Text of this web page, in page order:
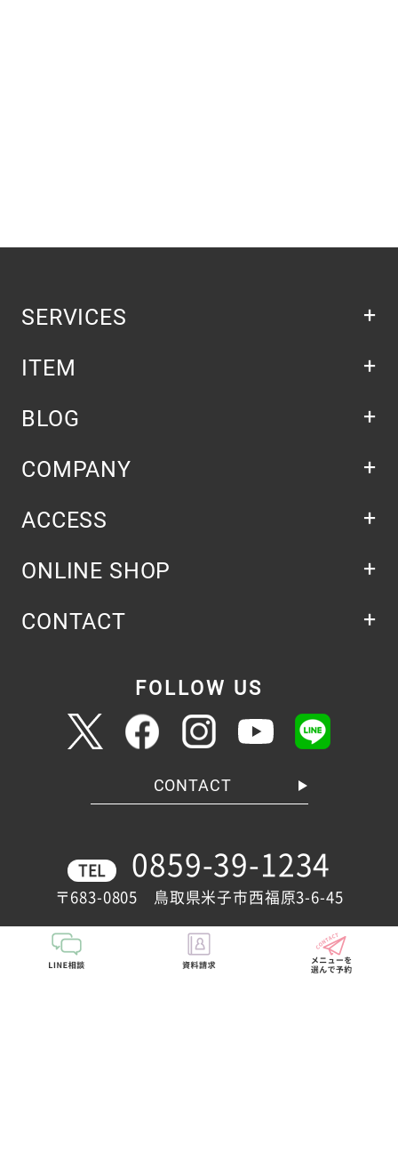
TEL 0859-39-1234
〒683-0805 鳥取県米子市西福原3-6-45
Google map
SERVICES
ITEM
BLOG
COMPANY
ACCESS
ONLINE SHOP
CONTACT
FOLLOW US
CONTACT